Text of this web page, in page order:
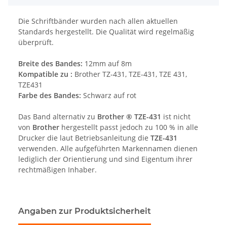
Die Schriftbänder wurden nach allen aktuellen
Standards hergestellt. Die Qualität wird regelmäßig
überprüft.
Breite des Bandes: 12mm auf 8m
Kompatible zu : Brother TZ-431, TZE-431, TZE 431,
TZE431
Farbe des Bandes: Schwarz auf rot
Das Band alternativ zu Brother ® TZE-431 ist nicht
von Brother hergestellt passt jedoch zu 100 % in alle
Drucker die laut Betriebsanleitung die TZE-431
verwenden. Alle aufgeführten Markennamen dienen
lediglich der Orientierung und sind Eigentum ihrer
rechtmäßigen Inhaber.
Angaben zur Produktsicherheit